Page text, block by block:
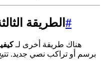
الطريقة #
هناك طريقة أخرى لـ
برسم أو تراكب نصي جديد.